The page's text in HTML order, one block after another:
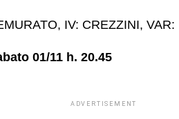
IV: CREZZINI,
01/11 h. 20.45
ADVERTISEMENT